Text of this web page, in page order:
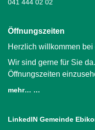
041 444 02 02
Öffnungszeiten
Herzlich willkommen
Wir sind gerne für Sie
Öffnungszeiten
mehr… …
LinkedIN Gemeinde